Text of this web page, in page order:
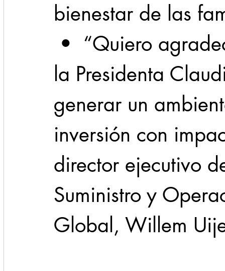
bienestar de las
la Presidenta
generar un
inversión con
director ejecutivo
Suministro y
Global, Willem